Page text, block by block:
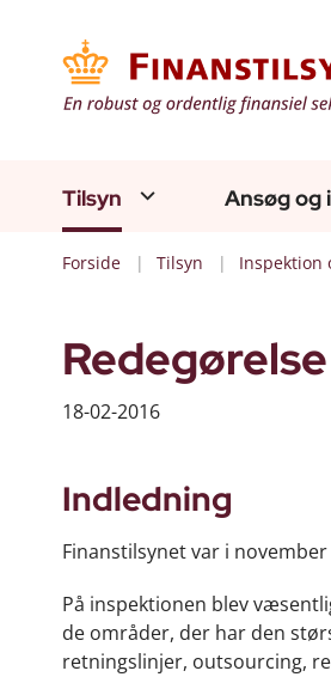
Tilsyn Ansøg og
Forside Tilsyn Inspektion
18-02-2016
Indledning
Finanstilsynet var i
På inspektionen blev
de områder, der har den
retningslinjer, outsourcing,